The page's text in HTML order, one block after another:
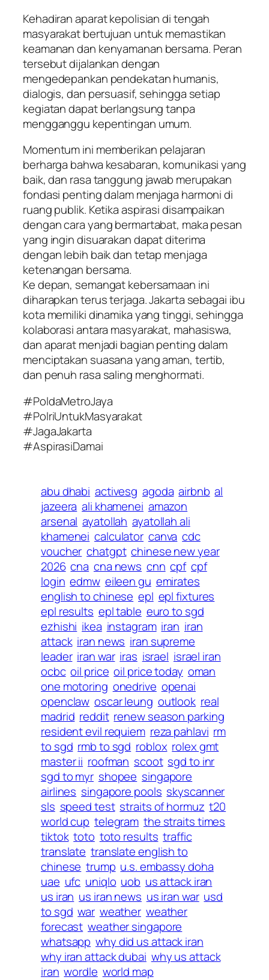
Kehadiran aparat kepolisian di tengah
masyarakat bertujuan untuk memastikan
keamanan dan kenyamanan bersama. Peran
tersebut dijalankan dengan
mengedepankan pendekatan humanis,
dialogis, dan persuasif, sehingga setiap
kegiatan dapat berlangsung tanpa
mengganggu kepentingan umum.
Momentum ini memberikan pelajaran
berharga bahwa kesabaran, komunikasi yang
baik, dan rasa tanggung jawab merupakan
fondasi penting dalam menjaga harmoni di
ruang publik. Ketika aspirasi disampaikan
dengan cara yang bermartabat, maka pesan
yang ingin disuarakan dapat diterima
dengan lebih baik dan tetap menjaga
ketenangan bersama.
Ke depan, semangat kebersamaan ini
diharapkan terus terjaga. Jakarta sebagai ibu
kota memiliki dinamika yang tinggi, sehingga
kolaborasi antara masyarakat, mahasiswa,
dan aparat menjadi bagian penting dalam
menciptakan suasana yang aman, tertib,
dan penuh rasa saling menghormati.
#PoldaMetroJaya
#PolriUntukMasyarakat
#JagaJakarta
#AspirasiDamai
abu dhabi activesg agoda airbnb al
jazeera ali khamenei amazon
arsenal ayatollah ayatollah ali
khamenei calculator canva cdc
voucher chatgpt chinese new year
2026 cna cna news cnn cpf cpf
login edmw eileen gu emirates
english to chinese epl epl fixtures
epl results epl table euro to sgd
ezhishi ikea instagram iran iran
attack iran news iran supreme
leader iran war iras israel israel iran
ocbc oil price oil price today oman
one motoring onedrive openai
openclaw oscar leung outlook real
madrid reddit renew season parking
resident evil requiem reza pahlavi rm
to sgd rmb to sgd roblox rolex gmt
master ii roofman scoot sgd to inr
sgd to myr shopee singapore
airlines singapore pools skyscanner
sls speed test straits of hormuz t20
world cup telegram the straits times
tiktok toto toto results traffic
translate translate english to
chinese trump u.s. embassy doha
uae ufc uniqlo uob us attack iran
us iran us iran news us iran war usd
to sgd war weather weather
forecast weather singapore
whatsapp why did us attack iran
why iran attack dubai why us attack
iran wordle world map